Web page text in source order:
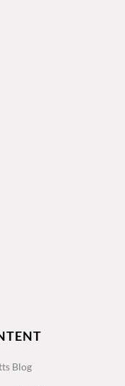
Blog